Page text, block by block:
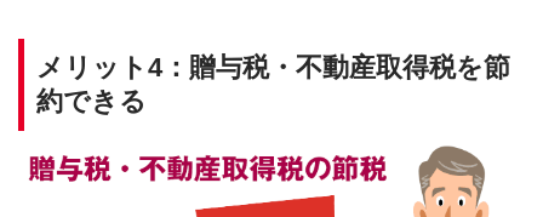
メリット4：贈与税・不動産取得税を節
約できる